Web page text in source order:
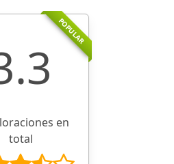
POPULAR
en
total